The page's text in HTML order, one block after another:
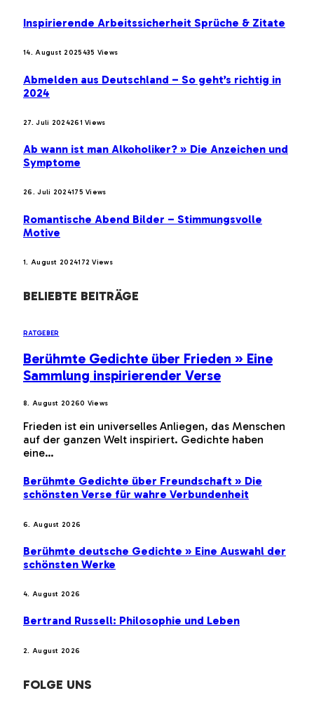
Inspirierende Arbeitssicherheit Sprüche & Zitate
14. August 2025435 Views
Abmelden aus Deutschland – So geht’s richtig in
2024
27. Juli 2024261Views
Ab wann ist man Alkoholiker? » Die Anzeichen und
Symptome
26. Juli 2024175Views
Romantische Abend Bilder – Stimmungsvolle
Motive
1. August 2024172Views
BELIEBTE BEITRÄGE
RATGEBER
Berühmte Gedichte über Frieden » Eine
Sammlung inspirierender Verse
8. August 20260 Views
Frieden ist ein universelles Anliegen, das Menschen
auf der ganzen Welt inspiriert. Gedichte haben
eine…
Berühmte Gedichte über Freundschaft » Die
schönsten Verse für wahre Verbundenheit
6. August 2026
Berühmte deutsche Gedichte » Eine Auswahl der
schönsten Werke
4. August 2026
Bertrand Russell: Philosophie und Leben
2. August 2026
FOLGE UNS